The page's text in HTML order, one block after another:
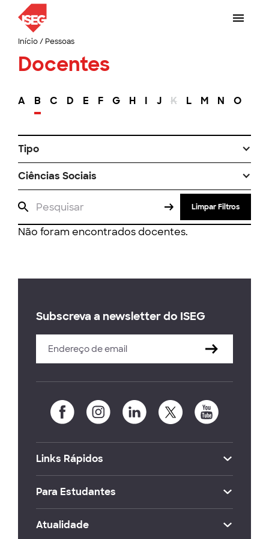
Início/ Pessoas
Docentes
A B C D E F G H I J K L M N O
Tipo
Ciências Sociais
Limpar Filtros
Não foram encontrados docentes.
Subscreva a newsletter do ISEG
Links Rápidos
Para Estudantes
Atualidade